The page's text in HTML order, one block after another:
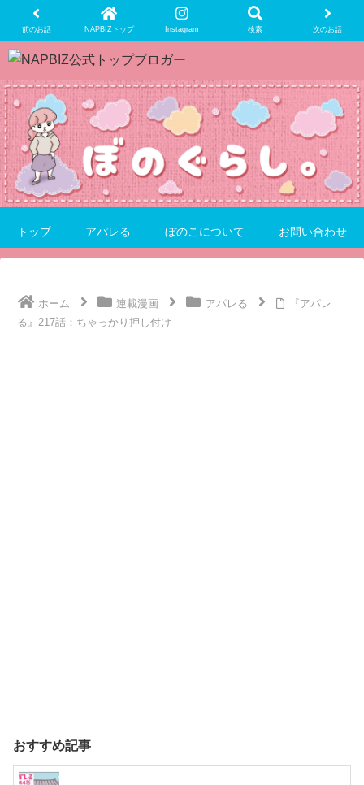
前のお話 NAPBIZトップ Instagram 検索 次のお話
トップ アパレる ぼのこについて お問い合わせ
ホーム 連載漫画 アパレる
『アパレ
る』217話：ちゃっかり押し付け
おすすめ記事